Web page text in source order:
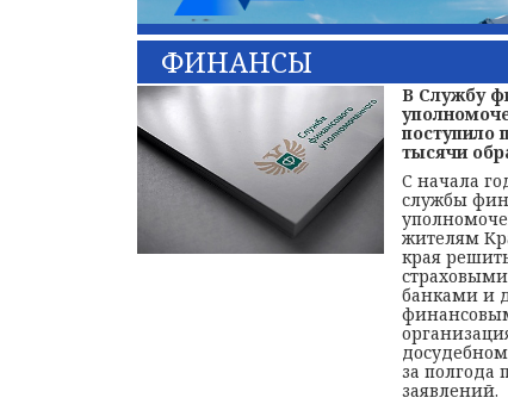
ФИНАНСЫ
В Службу
поступило
тысячи
С начала
службы
жителям
края
банками и
за полгода
заявлений.